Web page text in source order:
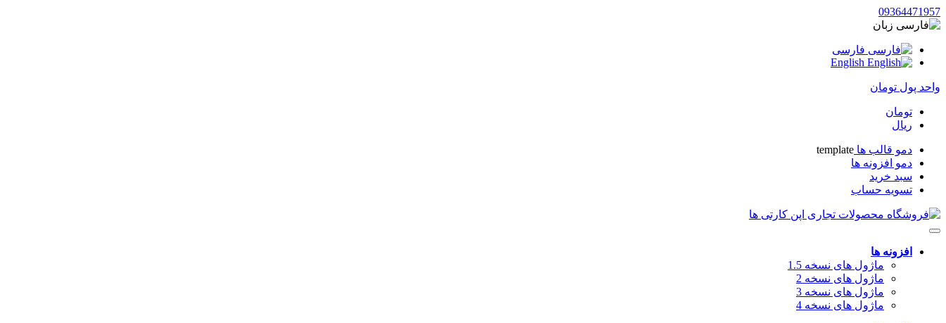
09364471957
زبان
فارسی
واحد پول تومان
تومان
ریال
دمو قالب ها template
دمو افزونه ها
سبد خرید
تسویه حساب
افزونه ها
ماژول های نسخه 1.5
ماژول های نسخه 2
ماژول های نسخه 3
ماژول های نسخه 4